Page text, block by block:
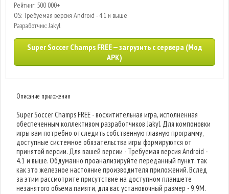
Рейтинг: 500 000+
OS: Требуемая версия Android - 4.1 и выше
Разработчик: Jakyl
Super Soccer Champs FREE — загрузить с сервера (Мод
APK)
Описание приложения
Super Soccer Champs FREE - восхитительная игра, исполненная
обеспеченным коллективом разработчиков Jakyl. Для компоновки
игры вам потребно отследить собственную главную программу,
доступные системное обязательства игры формируются от
принятой версии. Для вашей версии - Требуемая версия Android -
4.1 и выше. Обдуманно проанализируйте переданный пункт, так
как это железное настояние производителя приложений. Вслед
за этим рассмотрите присутствие на доступном планшете
незанятого объема памяти, для вас установочный размер - 9,9M.